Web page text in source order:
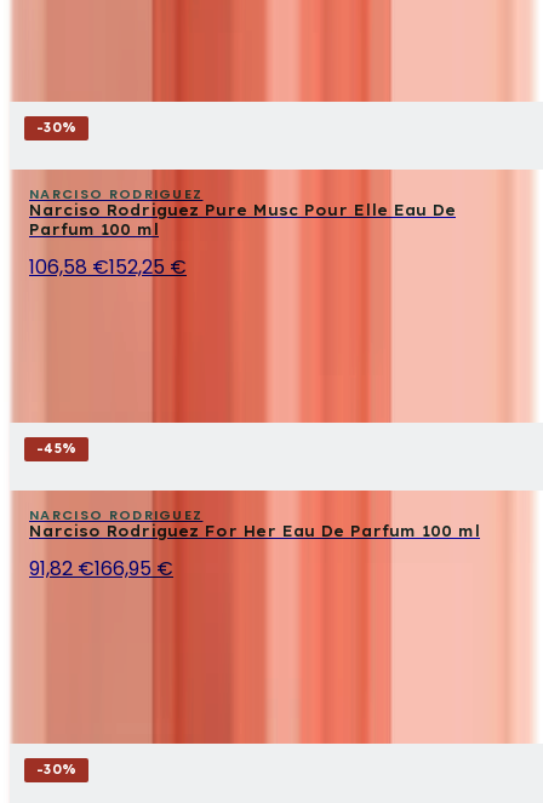
-30%
NARCISO RODRIGUEZ
Narciso Rodriguez Pure Musc Pour Elle Eau De
Parfum 100 ml
106,58 €152,25 €
-45%
NARCISO RODRIGUEZ
Narciso Rodriguez For Her Eau De Parfum 100 ml
91,82 €166,95 €
-30%